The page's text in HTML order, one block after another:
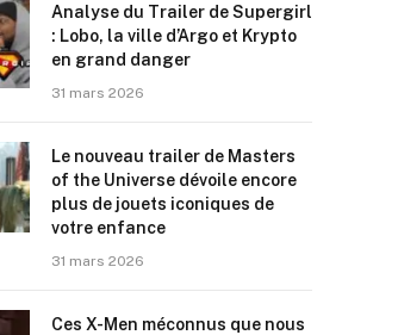
Analyse du Trailer de Supergirl
: Lobo, la ville d’Argo et Krypto
en grand danger
31 mars 2026
Le nouveau trailer de Masters
of the Universe dévoile encore
plus de jouets iconiques de
votre enfance
31 mars 2026
Ces X-Men méconnus que nous